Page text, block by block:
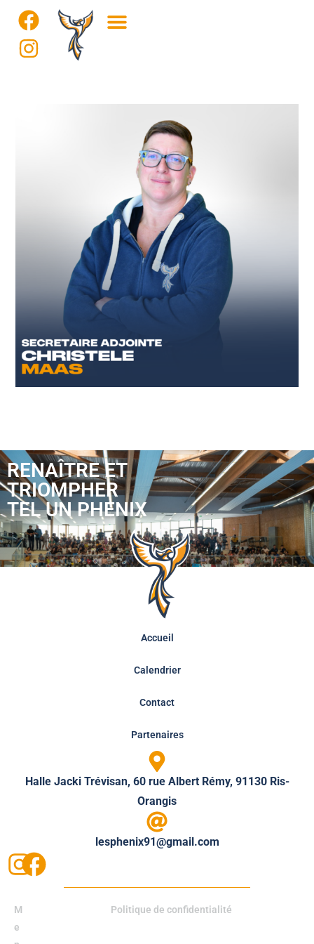
RENAÎTRE ET
TRIOMPHER
TEL UN PHENIX
Accueil
Calendrier
Contact
Partenaires
Halle Jacki Trévisan, 60 rue Albert Rémy, 91130 Ris-
Orangis
lesphenix91@gmail.com
M
e
Politique de confidentialité